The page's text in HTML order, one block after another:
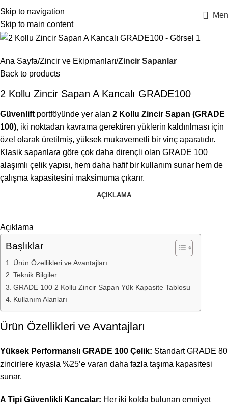
Skip to navigation
Skip to main content
Ana Sayfa Zincir ve Ekipmanları Zincir Sapanlar
Back to products
2 Kollu Zincir Sapan A Kancalı GRADE100
Güvenlift portföyünde yer alan 2 Kollu Zincir Sapan (GRADE
100), iki noktadan kavrama gerektiren yüklerin kaldırılması için
özel olarak üretilmiş, yüksek mukavemetli bir vinç aparatıdır.
Klasik sapanlara göre çok daha dirençli olan GRADE 100
alaşımlı çelik yapısı, hem daha hafif bir kullanım sunar hem de
çalışma kapasitesini maksimuma çıkarır.
AÇIKLAMA
Açıklama
Başlıklar
Ürün Özellikleri ve Avantajları
Teknik Bilgiler
GRADE 100 2 Kollu Zincir Sapan Yük Kapasite Tablosu
Kullanım Alanları
Ürün Özellikleri ve Avantajları
Yüksek Performanslı GRADE 100 Çelik: Standart GRADE 80
zincirlere kıyasla %25’e varan daha fazla taşıma kapasitesi
sunar.
A Tipi Güvenlikli Kancalar: Her iki kolda bulunan emniyet